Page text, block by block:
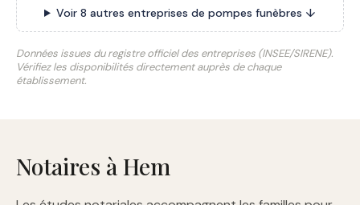
Voir 8 autres entreprises de pompes funèbres ↓
Données issues du registre officiel des entreprises (INSEE/SIRENE).
Vérifiez les disponibilités directement auprès de chaque
établissement.
Notaires à Hem